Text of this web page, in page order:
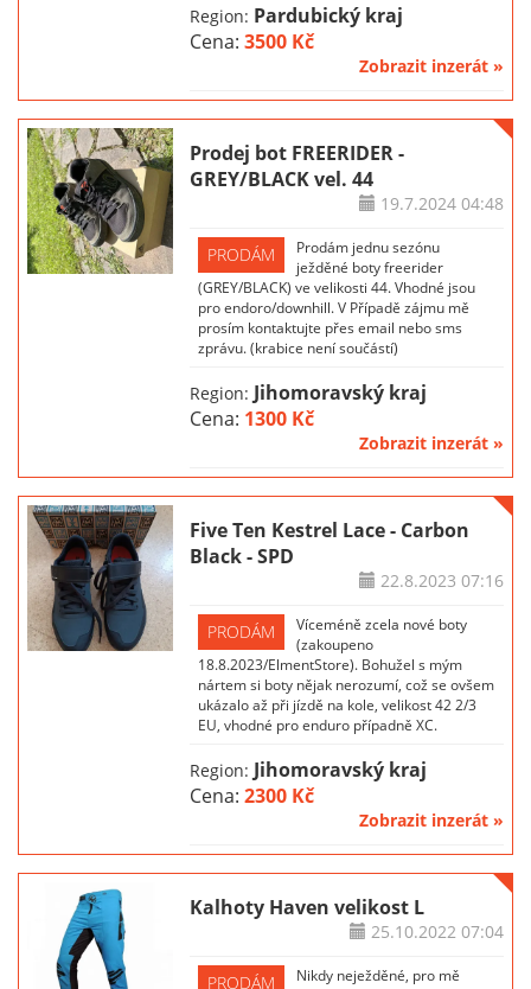
Region: Pardubický kraj
Cena:3500 Kč
Zobrazit inzerát »
Prodej bot FREERIDER -
GREY/BLACK vel. 44
19.7.202404:48
PRODÁM
Prodám jednu sezónu
ježděné boty freerider
(GREY/BLACK) ve velikosti 44. Vhodné jsou
pro endoro/downhill. V Případě zájmu mě
prosím kontaktujte přes email nebo sms
zprávu. (krabice není součástí)
Region: Jihomoravský kraj
Cena: 1300 Kč
Zobrazit inzerát »
Five Ten Kestrel Lace - Carbon
Black - SPD
22.8.2023 07:16
PRODÁM
Víceméně zcela nové boty
(zakoupeno
18.8.2023/ElmentStore). Bohužel s mým
nártem si boty nějak nerozumí, což se ovšem
ukázalo až při jízdě na kole, velikost 42 2/3
EU, vhodné pro enduro případně XC.
Region: Jihomoravský kraj
Cena:2300 Kč
Zobrazit inzerát »
Kalhoty Haven velikost L
25.10.202207:04
PRODÁM
Nikdy neježděné, pro mě